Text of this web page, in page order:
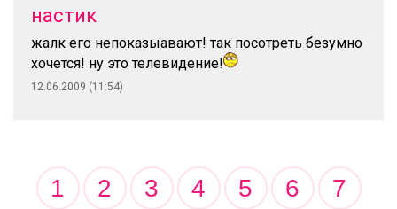
настик
жалк его непоказыавают! так посотреть безумно
хочется! ну это телевидение!
12.06.2009 (11:54)
1 2 3 4 5 6
7